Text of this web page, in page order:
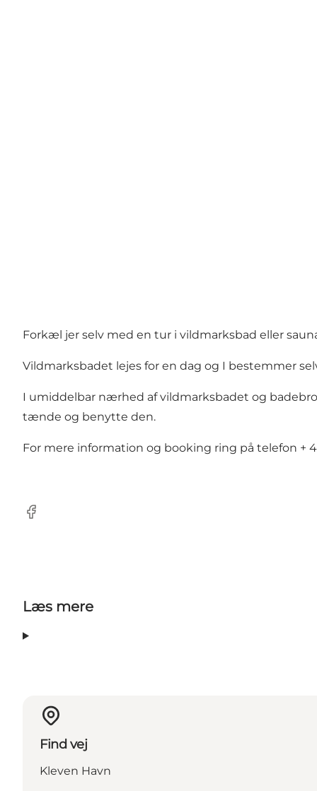
Forkæl jer selv med en tur i vildmarksbad eller
Vildmarksbadet lejes for en dag og I bestemmer
I umiddelbar nærhed af vildmarksbadet og
tænde og benytte den.
For mere information og booking ring på telefon +
Facebook
Læs mere
Find vej
Kleven Havn